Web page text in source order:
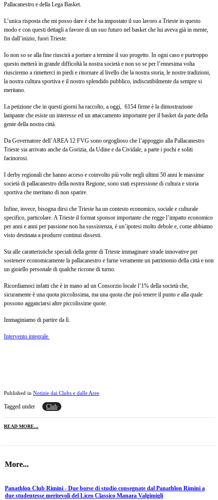
Pallacanestro e della Lega Basket.
L’unica risposta che mi posso dare è che ha impostato il suo lavoro a Trieste in questo
modo e con questi dettagli a favore di un suo futuro nel basket che lui aveva già in mente,
fin dall’inizio, fuori Trieste.
Io non so se alla fine riuscirà a portare a termine il suo progetto. In ogni caso e purtroppo
questo metterà in grande difficoltà la nostra società e non so se per l’ennesima volta
riusciremo a rimetterci in piedi e ritornare al livello che la nostra storia, le nostre tradizioni,
la nostra cultura sportiva e il nostro splendido pubblico, indiscutibilmente da sempre si
meritano.
La petizione che in questi giorni ha raccolto, a oggi, 6154 firme è la dimostrazione
lampante che esiste un interesse ed un attaccamento importante per il basket da parte della
gente della nostra città.
Da Governatore dell’AREA 12 FVG sono orgoglioso che l’appoggio alla Pallacanestro
Trieste sia arrivato anche da Gorizia, da Udine e da Cividale, a parte i pochi e soliti
facinorosi.
I derby regionali che hanno acceso e coinvolto più volte negli ultimi 50 anni le massime
società di pallacanestro della nostra Regione, sono stati espressione di cultura e storia
sportiva che meritano di non sparire.
Infine, invece, bisogna dirsi che Trieste ha un contesto economico, sociale e culturale
specifico, particolare. A Trieste il format sponsor importante che regge l’impatto economico
per anni e anni per passione non ha sussistenza, è un’ipotesi molto debole e, come abbiamo
visto destinata a produrre continui dissesti.
Sta alle caratteristiche speciali della gente di Trieste immaginare strade innovative per
sostenere economicamente la pallacanestro e farne veramente un patrimonio della città e non
un gioiello personale di qualche riccone di turno.
Ricordiamoci infatti che è in mano ad un Consorzio locale l’1% della società che,
sicuramente è una quota piccolissima, ma una quota che può tenere il punto e alla quale
possono agganciarsi altre piccolissime quote.
Immaginiamo di partire da lì.
Intervento integrale
Published in Notizie dai Clubs e dalle Aree
Tagged under Club
READ MORE...
More...
Panathlon Club Rimini - Due borse di studio consegnate dal Panathlon Rimini a
due studentesse meritevoli del Liceo Classico Manara Valgimigli